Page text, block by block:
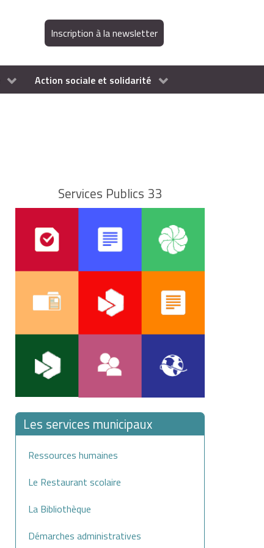
Inscription à la newsletter
Action sociale et solidarité
Services Publics 33
Les services municipaux
Ressources humaines
Le Restaurant scolaire
La Bibliothèque
Démarches administratives